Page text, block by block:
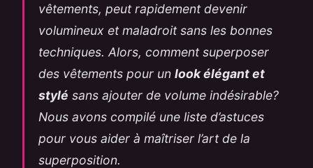
vêtements, peut rapidement devenir
volumineux et maladroit sans les bonnes
techniques. Alors, comment superposer
des vêtements pour un look élégant et
stylé sans ajouter de volume indésirable?
Nous avons compilé une liste d’astuces
pour vous aider à maîtriser l’art de la
superposition.